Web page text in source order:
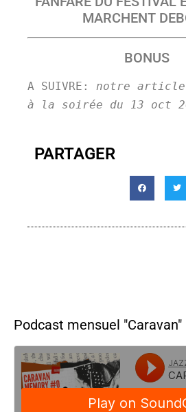
MARCHENT
BONUS
A SUIVRE: notre article
à la soirée du 13 oct
PARTAGER
Podcast mensuel "Caravan"